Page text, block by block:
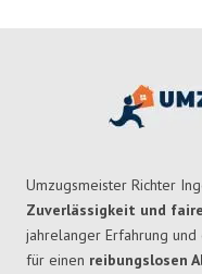
Umzugsmeister Richter
Zuverlässigkeit und
jahrelanger Erfahrung
für einen reibungslosen